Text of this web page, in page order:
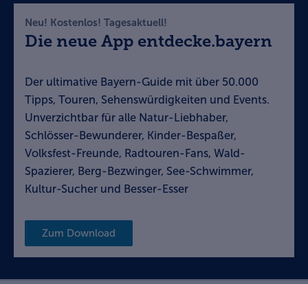
Neu! Kostenlos! Tagesaktuell!
Die neue App entdecke.bayern
Der ultimative Bayern-Guide mit über 50.000
Tipps, Touren, Sehenswürdigkeiten und Events.
Unverzichtbar für alle Natur-Liebhaber,
Schlösser-Bewunderer, Kinder-Bespaßer,
Volksfest-Freunde, Radtouren-Fans, Wald-
Spazierer, Berg-Bezwinger, See-Schwimmer,
Kultur-Sucher und Besser-Esser
Zum Download